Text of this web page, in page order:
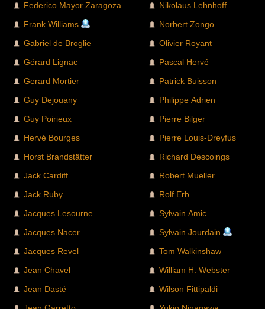
Federico Mayor Zaragoza
Frank Williams
Gabriel de Broglie
Gérard Lignac
Gerard Mortier
Guy Dejouany
Guy Poirieux
Hervé Bourges
Horst Brandstätter
Jack Cardiff
Jack Ruby
Jacques Lesourne
Jacques Nacer
Jacques Revel
Jean Chavel
Jean Dasté
Nikolaus Lehnhoff
Norbert Zongo
Olivier Royant
Pascal Hervé
Patrick Buisson
Philippe Adrien
Pierre Bilger
Pierre Louis-Dreyfus
Richard Descoings
Robert Mueller
Rolf Erb
Sylvain Amic
Sylvain Jourdain
Tom Walkinshaw
William H. Webster
Wilson Fittipaldi